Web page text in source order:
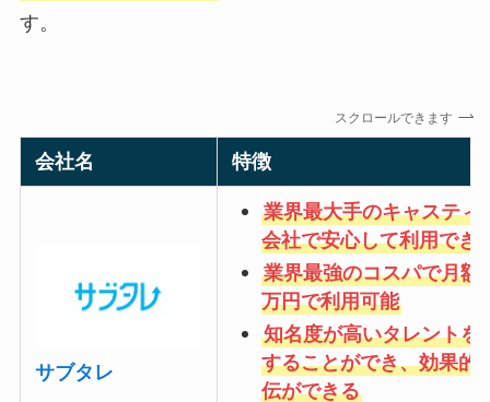
す。
スクロールできます
会社名 特徴
サブタレ
業界最大手のキャスティ
会社で安心して利用でき
業界最強のコスパで月額
万円で利用可能
知名度が高いタレントを
することができ、効果的
伝ができる